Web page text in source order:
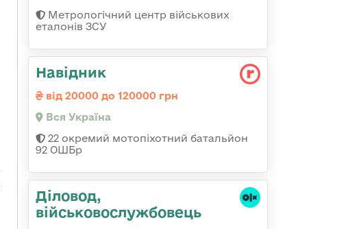
Метрологічний центр військових
еталонів ЗСУ
Навідник
від 20000 до 120000 грн
Вся Україна
22 окремий мотопіхотний батальйон
92 ОШБр
Діловод,
військовослужбовець